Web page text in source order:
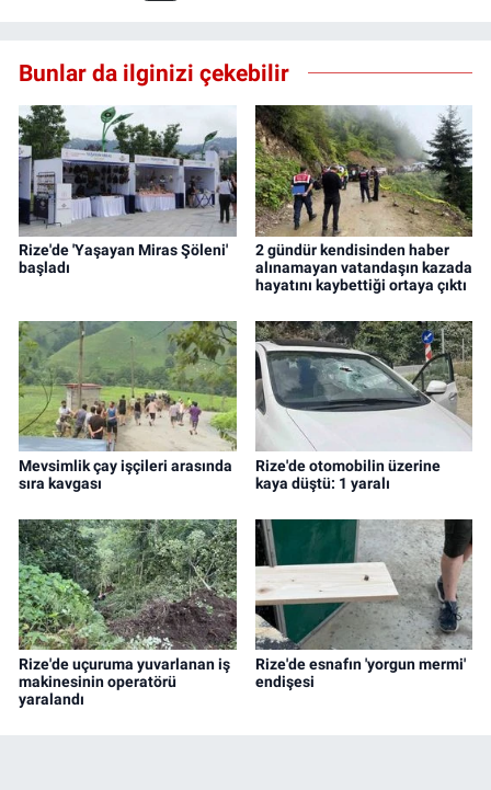
Bunlar da ilginizi çekebilir
Rize'de 'Yaşayan Miras Şöleni'
başladı
2 gündür kendisinden haber
alınamayan vatandaşın kazada
hayatını kaybettiği ortaya çıktı
Mevsimlik çay işçileri arasında
sıra kavgası
Rize'de otomobilin üzerine
kaya düştü: 1 yaralı
Rize'de uçuruma yuvarlanan iş
makinesinin operatörü
yaralandı
Rize'de esnafın 'yorgun mermi'
endişesi